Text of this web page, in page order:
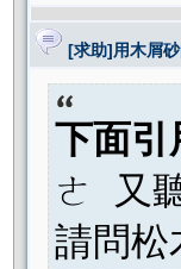
[求助]用木屑
下面引
ㄜ 又
請問松